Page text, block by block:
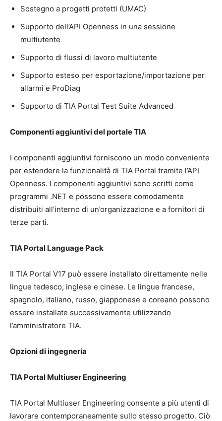
Sostegno a progetti protetti (UMAC)
Supporto dell’API Openness in una sessione
multiutente
Supporto di flussi di lavoro multiutente
Supporto esteso per esportazione/importazione per
allarmi e ProDiag
Supporto di TIA Portal Test Suite Advanced
Componenti aggiuntivi del portale TIA
I componenti aggiuntivi forniscono un modo conveniente
per estendere la funzionalità di TIA Portal tramite l’API
Openness. I componenti aggiuntivi sono scritti come
programmi .NET e possono essere comodamente
distribuiti all’interno di un’organizzazione e a fornitori di
terze parti.
TIA Portal Language Pack
Il TIA Portal V17 può essere installato direttamente nelle
lingue tedesco, inglese e cinese. Le lingue francese,
spagnolo, italiano, russo, giapponese e coreano possono
essere installate successivamente utilizzando
l’amministratore TIA.
Opzioni di ingegneria
TIA Portal Multiuser Engineering
TIA Portal Multiuser Engineering consente a più utenti di
lavorare contemporaneamente sullo stesso progetto. Ciò